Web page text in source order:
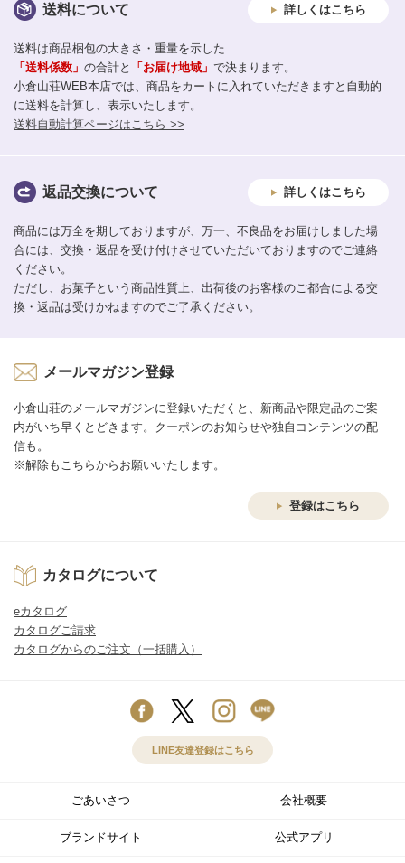
送料について 詳しくはこちら
送料は商品梱包の大きさ・重量を示した
「送料係数」 の合計と 「お届け地域」 で決まります。
小倉山荘WEB本店では、商品をカートに入れていただきますと自動的
に送料を計算し、表示いたします。
送料自動計算ページはこちら >>
返品交換について 詳しくはこちら
商品には万全を期しておりますが、万一、不良品をお届けしました場
合には、交換・返品を受け付けさせていただいておりますのでご連絡
ください。
ただし、お菓子という商品性質上、出荷後のお客様のご都合による交
換・返品は受けかねますのでご了承ください。
メールマガジン登録
小倉山荘のメールマガジンに登録いただくと、新商品や限定品のご案
内がいち早くとどきます。クーポンのお知らせや独自コンテンツの配
信も。
※解除もこちらからお願いいたします。
登録はこちら
カタログについて
eカタログ
カタログご請求
カタログからのご注文（一括購入）
LINE友達登録はこちら
ごあいさつ 会社概要
ブランドサイト 公式アプリ